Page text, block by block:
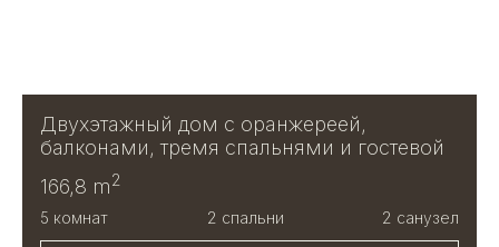
Двухэтажный дом с оранжереей,
балконами, тремя спальнями и гостевой
166,8 m2
5 комнат 2 спальни 2 санузел